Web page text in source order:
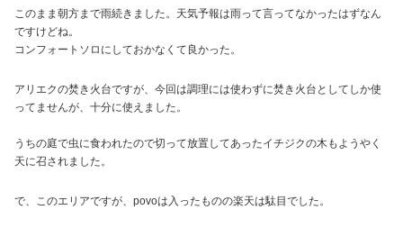
このまま朝方まで雨続きました。天気予報は雨って言ってなかったはずなん
ですけどね。
コンフォートソロにしておかなくて良かった。
アリエクの焚き火台ですが、今回は調理には使わずに焚き火台としてしか使
ってませんが、十分に使えました。
うちの庭で虫に食われたので切って放置してあったイチジクの木もようやく
天に召されました。
で、このエリアですが、povoは入ったものの楽天は駄目でした。